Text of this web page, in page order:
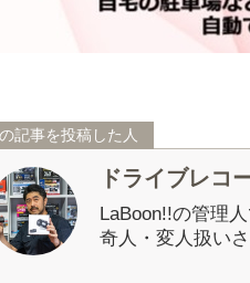
記事を投稿した人
ドライブレコ
LaBoon!!の管理
奇人・変人扱い